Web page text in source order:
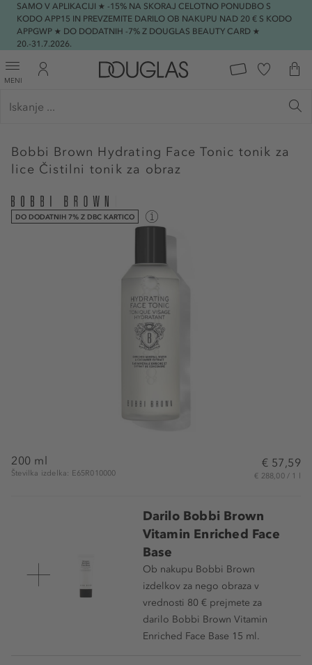
SAMO V APLIKACIJI ★ -15% NA SKORAJ CELOTNO PONUDBO S
KODO APP15 IN PREVZEMITE DARILO OB NAKUPU NAD 20 € S KODO
APPGWP ★ DO DODATNIH -7% Z DOUGLAS BEAUTY CARD ★
20.-31.7.2026.
MENI
Bobbi Brown Hydrating Face Tonic tonik za
lice Čistilni tonik za obraz
DO DODATNIH 7% Z DBC KARTICO
200 ml
Številka izdelka: E65R010000
€ 57,59
€ 288,00 / 1 l
Darilo Bobbi Brown
Vitamin Enriched Face
Base
Ob nakupu Bobbi Brown
izdelkov za nego obraza v
vrednosti 80 € prejmete za
darilo Bobbi Brown Vitamin
Enriched Face Base 15 ml.